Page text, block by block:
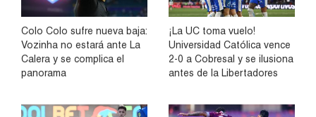
Colo Colo sufre nueva baja:
Vozinha no estará ante La
Calera y se complica el
panorama
¡La UC toma vuelo!
Universidad Católica vence
2-0 a Cobresal y se ilusiona
antes de la Libertadores